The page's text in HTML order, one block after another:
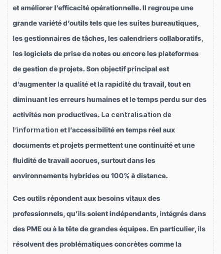
et améliorer l’efficacité opérationnelle. Il regroupe une
grande variété d’outils tels que les suites bureautiques,
les gestionnaires de tâches, les calendriers collaboratifs,
les logiciels de prise de notes ou encore les plateformes
de gestion de projets. Son objectif principal est
d’augmenter la qualité et la rapidité du travail, tout en
diminuant les erreurs humaines et le temps perdu sur des
activités non productives. La centralisation de
l’information et l’accessibilité en temps réel aux
documents et projets permettent une continuité et une
fluidité de travail accrues, surtout dans les
environnements hybrides ou 100% à distance.
Ces outils répondent aux besoins vitaux des
professionnels, qu’ils soient indépendants, intégrés dans
des PME ou à la tête de grandes équipes. En particulier, ils
résolvent des problématiques concrètes comme la